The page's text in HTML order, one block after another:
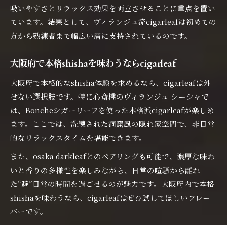
吸いやすさとリラックス効果を両立させることに重点を置い
ています。結果として、ヴィランジュ流cigarleafは初めての
方から熟練者まで幅広い層に支持されているのです。
大阪府で本格shishaを味わうならcigarleaf
大阪府で本格的なshisha体験を求めるなら、cigarleafは外
せない選択肢です。特に心斎橋のヴィランジュ シーシャで
は、Boncheシガーリーフを使った本格派cigarleafが楽しめ
ます。ここでは、洗練された洞窟風の隠れ家空間で、非日常
的なリラックスタイムを堪能できます。
また、osaka darkleafとのペアリングも可能で、濃厚な味わ
いと香りの多様性を楽しみながら、日常の喧騒から離れ
た“避”日常の時間を過ごせるのが魅力です。大阪府内で本格
shishaを味わうなら、cigarleafはぜひ試してほしいフレー
バーです。